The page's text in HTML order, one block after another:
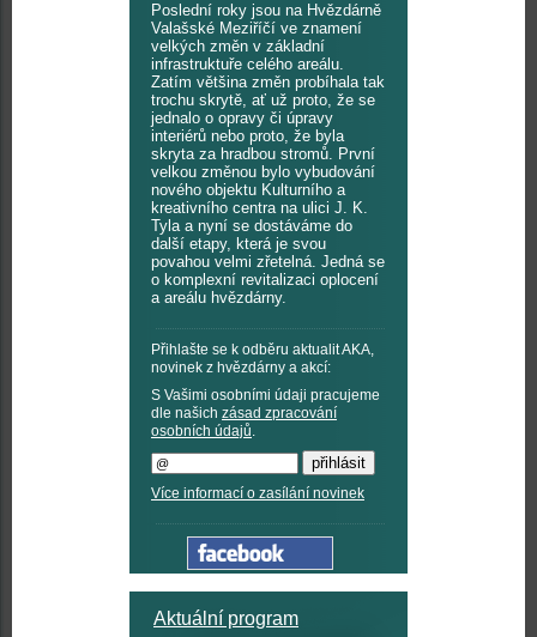
Poslední roky jsou na Hvězdárně
Valašské Meziříčí ve znamení
velkých změn v základní
infrastruktuře celého areálu.
Zatím většina změn probíhala tak
trochu skrytě, ať už proto, že se
jednalo o opravy či úpravy
interiérů nebo proto, že byla
skryta za hradbou stromů. První
velkou změnou bylo vybudování
nového objektu Kulturního a
kreativního centra na ulici J. K.
Tyla a nyní se dostáváme do
další etapy, která je svou
povahou velmi zřetelná. Jedná se
o komplexní revitalizaci oplocení
a areálu hvězdárny.
Přihlašte se k odběru aktualit AKA,
novinek z hvězdárny a akcí:
S Vašimi osobními údaji pracujeme
dle našich zásad zpracování
osobních údajů.
Více informací o zasílání novinek
Aktuální program